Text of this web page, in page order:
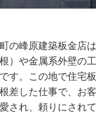
の峰原建築板金店
）や金属系外壁の
す。この地で住宅
差した仕事で、お
され、頼りにされて